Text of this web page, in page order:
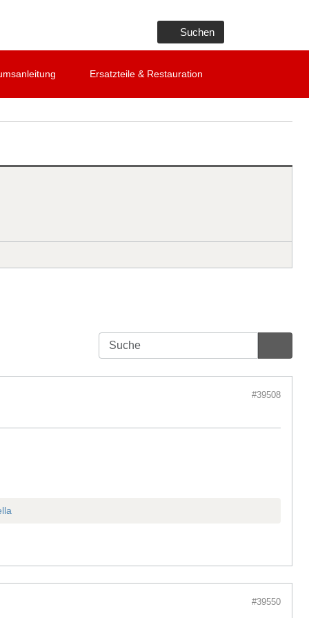
Suchen
Ersatzteile & Restauration
#39508
#39550